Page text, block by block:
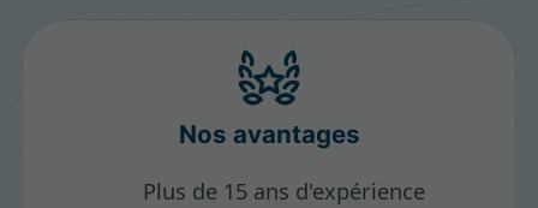
Nos avantages
Plus de 15 ans d'expérience